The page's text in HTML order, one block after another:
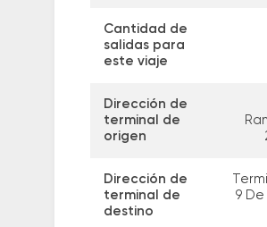
Cantidad de
salidas para
este viaje
Dirección de
terminal de
origen
Dirección de
terminal de
destino
9 De